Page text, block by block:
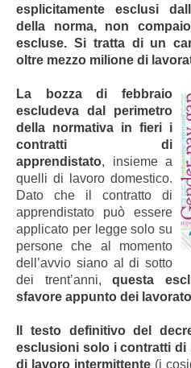
esplicitamente esclusi
della norma, non
escluse. Si tratta di un
oltre mezzo milione di
La bozza di febbraio
escludeva dal perimetro
della normativa in fieri i
contratti di
apprendistato, insieme a
quelli di lavoro domestico.
Dato che il contratto di
apprendistato può essere
applicato per legge solo su
persone che al momento
dell’avvio siano al di sotto
dei trent’anni,questa
sfavore appunto dei
Il testo definitivo del
esclusioni solo i contratti di
di lavoro intermittente (i